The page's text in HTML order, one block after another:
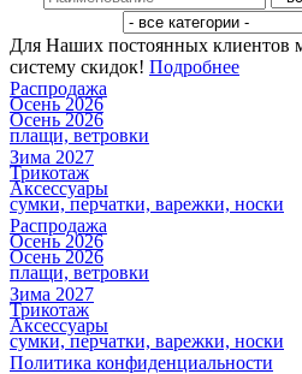
Для Наших постоянных клиентов
систему скидок! Подробнее
Распродажа
Осень 2026
Осень 2026
плащи, ветровки
Зима 2027
Трикотаж
Аксессуары
сумки, перчатки, варежки, носки
Распродажа
Осень 2026
Осень 2026
плащи, ветровки
Зима 2027
Трикотаж
Аксессуары
сумки, перчатки, варежки, носки
Политика конфиденциальности